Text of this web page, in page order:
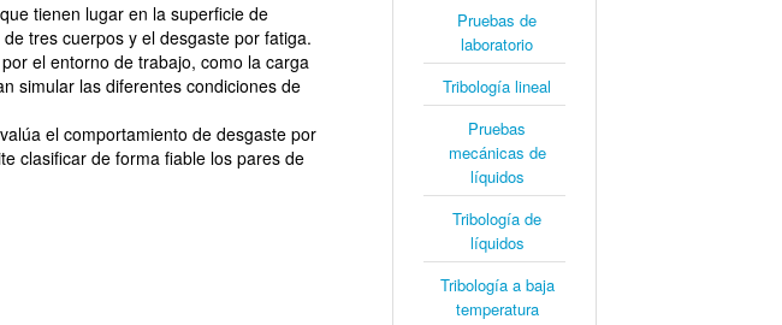
tienen lugar en la superficie de
tres cuerpos y el desgaste por fatiga.
el entorno de trabajo, como la carga
simular las diferentes condiciones de
el comportamiento de desgaste por
clasificar de forma fiable los pares de
Pruebas de
laboratorio
Tribología lineal
Pruebas
mecánicas de
líquidos
Tribología de
líquidos
Tribología a baja
temperatura